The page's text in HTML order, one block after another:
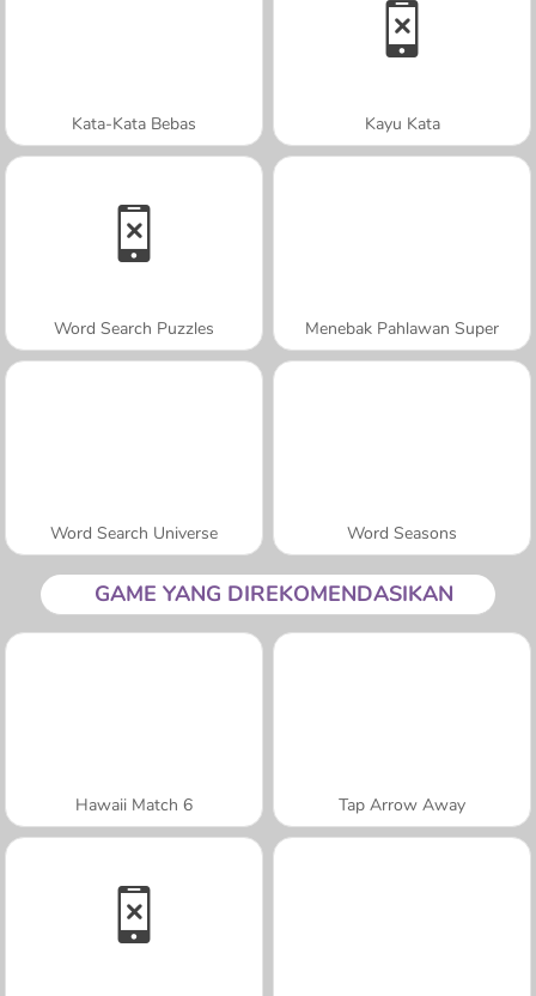
Kata-Kata Bebas Kayu Kata
Word Search Puzzles Menebak Pahlawan Super
Word Search Universe Word Seasons
GAME YANG DIREKOMENDASIKAN
Hawaii Match 6 Tap Arrow Away